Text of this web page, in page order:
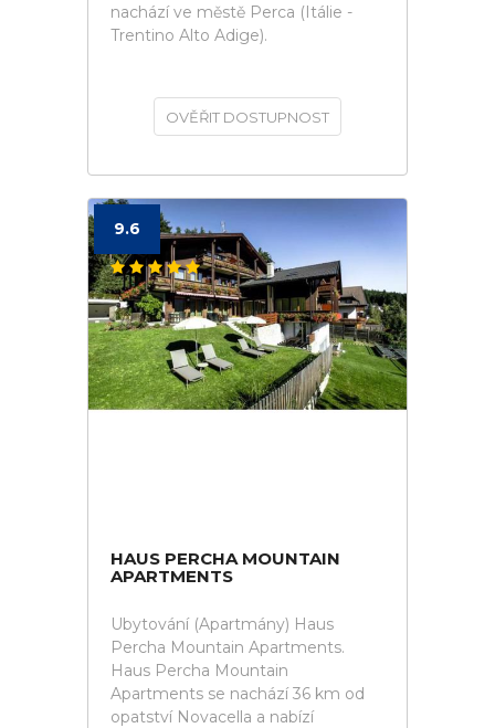
nachází ve městě Perca (Itálie -
Trentino Alto Adige).
OVĚŘIT DOSTUPNOST
9.6
HAUS PERCHA MOUNTAIN
APARTMENTS
Ubytování (Apartmány) Haus
Percha Mountain Apartments.
Haus Percha Mountain
Apartments se nachází 36 km od
opatství Novacella a nabízí